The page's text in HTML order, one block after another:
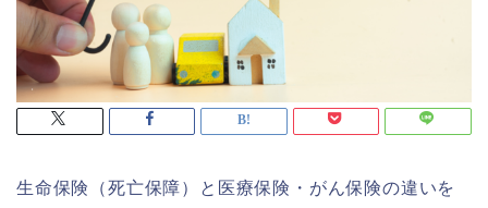
生命保険（死亡保障）と医療保険・がん保険の違いを